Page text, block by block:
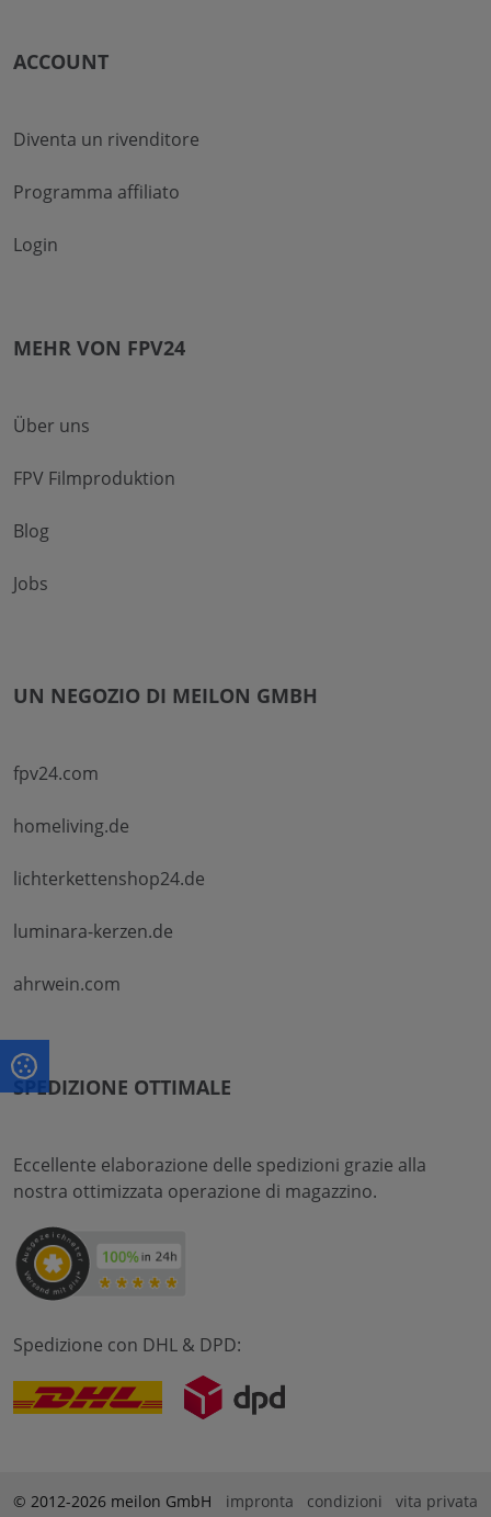
ACCOUNT
Diventa un rivenditore
Programma affiliato
Login
MEHR VON FPV24
Über uns
FPV Filmproduktion
Blog
Jobs
UN NEGOZIO DI MEILON GMBH
fpv24.com
homeliving.de
lichterkettenshop24.de
luminara-kerzen.de
ahrwein.com
SPEDIZIONE OTTIMALE
Eccellente elaborazione delle spedizioni grazie alla
nostra ottimizzata operazione di magazzino.
Spedizione con DHL & DPD:
© 2012-2026 meilon GmbH impronta condizioni vita privata